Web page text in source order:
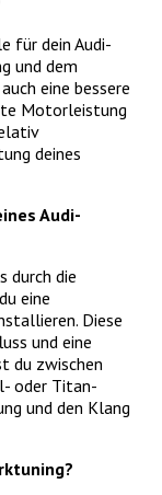
für dein Audi-
und dem
eine bessere
Motorleistung
deines
Audi-
durch die
eine
Diese
und eine
du zwischen
oder Titan-
und den Klang